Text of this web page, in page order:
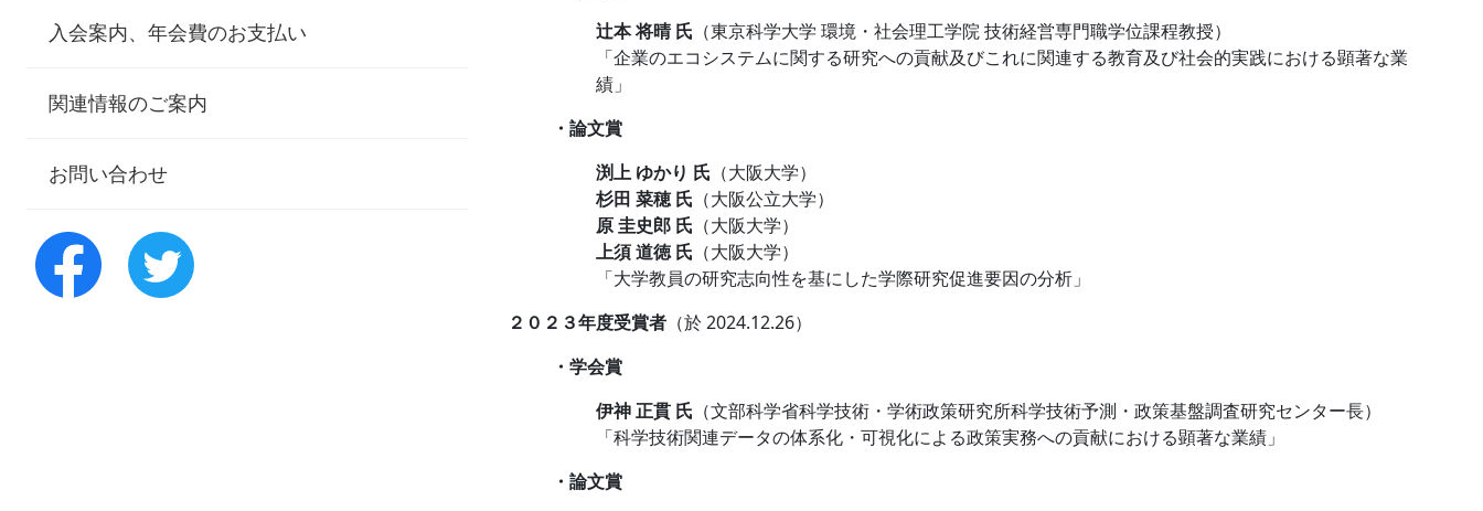
入会案内、年会費のお支払い
関連情報のご案内
お問い合わせ
辻本 将晴 氏 （東京科学⼤学 環境・社会理⼯学院 技術経営専⾨職学位課程教授）
「企業のエコシステムに関する研究への貢献及びこれに関連する教育及び社会的実践における顕著な業
績」
・論文賞
渕上 ゆかり 氏 （大阪大学）
杉⽥ 菜穂 氏 （大阪公立大学）
原 圭史郎 氏 （大阪大学）
上須 道徳 氏 （大阪大学）
「⼤学教員の研究志向性を基にした学際研究促進要因の分析」
２０２３年度受賞者 （於 2024.12.26）
・学会賞
伊神 正貫 氏 （文部科学省科学技術・学術政策研究所科学技術予測・政策基盤調査研究センター長）
「科学技術関連データの体系化・可視化による政策実務への貢献における顕著な業績」
・論文賞